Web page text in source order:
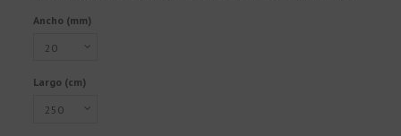
Ancho (mm)
Largo (cm)